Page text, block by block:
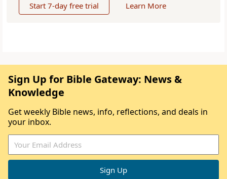
Start 7-day free trial Learn More
Sign Up for Bible Gateway: News &
Knowledge
Get weekly Bible news, info, reflections, and deals in
your inbox.